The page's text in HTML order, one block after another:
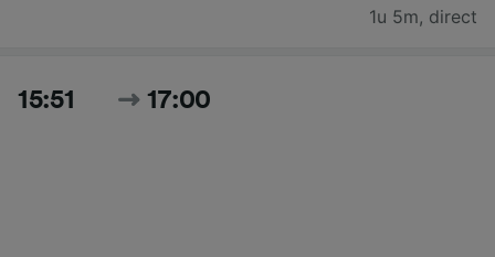
1u 5m, direct
15:51 17:00